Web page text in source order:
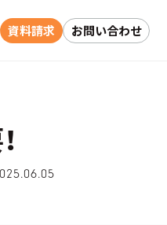
資料請求 お問い合わせ